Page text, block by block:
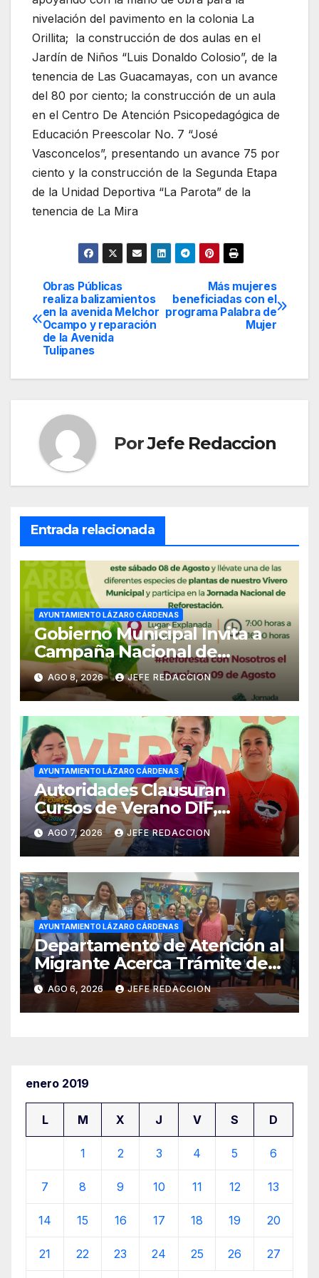
nivelación del pavimento en la colonia La
Orillita; la construcción de dos aulas en el
Jardín de Niños “Luis Donaldo Colosio”, de la
tenencia de Las Guacamayas, con un avance
del 80 por ciento; la construcción de un aula
en el Centro De Atención Psicopedagógica de
Educación Preescolar No. 7 “José
Vasconcelos”, presentando un avance 75 por
ciento y la construcción de la Segunda Etapa
de la Unidad Deportiva “La Parota” de la
tenencia de La Mira
Navegación
de
entradas
Más mujeres
beneficiadas con el
programa Palabra de
Mujer
Obras Públicas
realiza balizamientos
en la avenida Melchor
Ocampo y reparación
de la Avenida
Tulipanes
PorJefe Redaccion
Entrada relacionada
AYUNTAMIENTO LÁZARO CÁRDENAS
Gobierno Municipal Invita a
Campaña Nacional de
Reforestación
AGO 8, 2026 JEFE REDACCION
AYUNTAMIENTO LÁZARO CÁRDENAS
Autoridades Clausuran
Cursos de Verano DIF,
Seguridad Pública y Casa de
Cultura 2026
AGO 7, 2026 JEFE REDACCION
AYUNTAMIENTO LÁZARO CÁRDENAS
Departamento de Atención al
Migrante Acerca Trámite de
Pasaportes Estadounidenses
a Residentes de Lázaro
Cárdenas
AGO 6, 2026 JEFE REDACCION
enero 2019
L M X J V S D
1 2 3 4 5 6
7 8 9 10 11 12 13
14 15 16 17 18 19 20
21 22 23 24 25 26 27